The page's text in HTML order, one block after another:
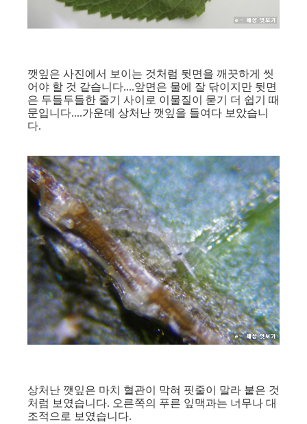
깻잎은 사진에서 보이는 것처럼 뒷면을 깨끗하게 씻
어야 할 것 같습니다....앞면은 물에 잘 닦이지만 뒷면
은 두들두들한 줄기 사이로 이물질이 묻기 더 쉽기 때
문입니다....가운데 상처난 깻잎을 들여다 보았습니
다.
상처난 깻잎은 마치 혈관이 막혀 핏줄이 말라 붙은 것
처럼 보였습니다. 오른쪽의 푸른 잎맥과는 너무나 대
조적으로 보였습니다.